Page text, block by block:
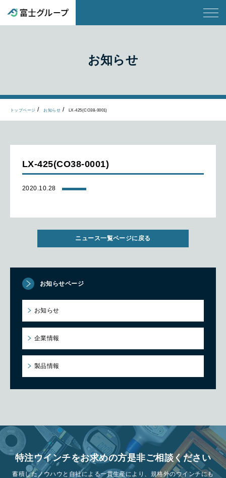
お知らせ
トップページ お知らせ LX-425(CO38-0001)
LX-425(CO38-0001)
2020.10.28
ニュース一覧ページに戻る
お知らせページ
お知らせ
企業情報
製品情報
特注ウインチをお求めの方是非ご相談ください
蓄積したノウハウと自社による一貫生産により、規格外のウインチにも